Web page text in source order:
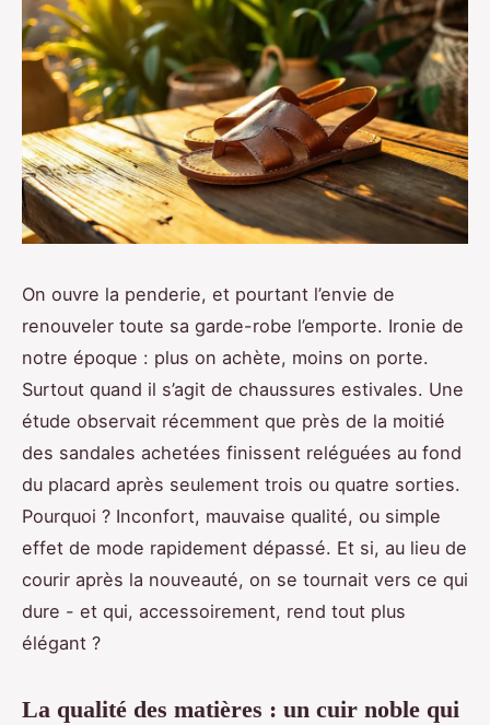
On ouvre la penderie, et pourtant l’envie de
renouveler toute sa garde-robe l’emporte. Ironie de
notre époque : plus on achète, moins on porte.
Surtout quand il s’agit de chaussures estivales. Une
étude observait récemment que près de la moitié
des sandales achetées finissent reléguées au fond
du placard après seulement trois ou quatre sorties.
Pourquoi ? Inconfort, mauvaise qualité, ou simple
effet de mode rapidement dépassé. Et si, au lieu de
courir après la nouveauté, on se tournait vers ce qui
dure - et qui, accessoirement, rend tout plus
élégant ?
La qualité des matières : un cuir noble qui